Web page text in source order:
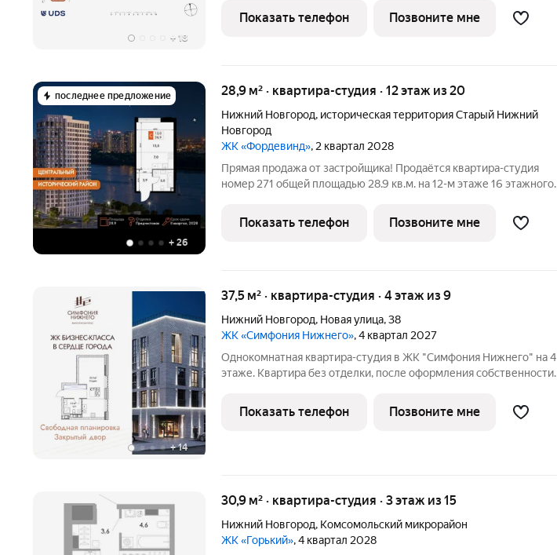
+ 18
легко и дорого Удобное расположение 1 минута до метро
«Чкаловская», до
Показать телефон Позвоните мне
последнее предложение
+ 26
28,9 м² · квартира-студия · 12 этаж из 20
Нижний Новгород, историческая территория Старый Нижний
Новгород
ЖК «Фордевинд», 2 квартал 2028
Прямая продажа от застройщика! Продаётся квартира-студия
номер 271 общей площадью 28.9 кв.м. на 12-м этаже 16 этажного
максимальная функциональность и удобство. Квартира с
предчистовой отделкой.
Показать телефон Позвоните мне
+14
37,5 м² · квартира-студия · 4 этаж из 9
Нижний Новгород, Новая улица,38
ЖК «Симфония Нижнего», 4 квартал 2027
Однокомнатная квартира-студия в ЖК "Симфония Нижнего" на 4
этаже. Квартира без отделки, после оформления собственности
гостиной 33.3 кв.м., из которых 10 кв.м. выделено под кухонную
зону. Все
Показать телефон Позвоните мне
30,9 м² · квартира-студия · 3 этаж из 15
Нижний Новгород, Комсомольский микрорайон
ЖК «Горький», 4 квартал 2028